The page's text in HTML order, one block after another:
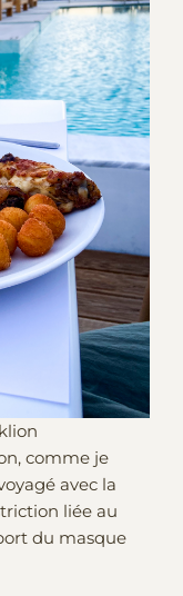
comme je
avec la
liée au
du masque